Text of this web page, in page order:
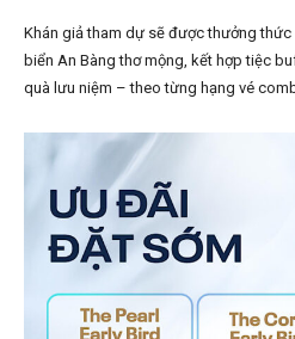
Khán giả tham dự sẽ được thưởng
biển An Bàng thơ mộng, kết hợp tiệc
quà lưu niệm – theo từng hạng vé